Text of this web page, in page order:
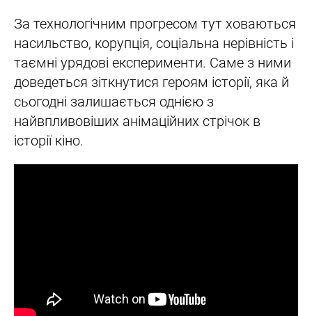
За технологічним прогресом тут ховаються
насильство, корупція, соціальна нерівність і
таємні урядові експерименти. Саме з ними
доведеться зіткнутися героям історії, яка й
сьогодні залишається однією з
найвпливовіших анімаційних стрічок в
історії кіно.